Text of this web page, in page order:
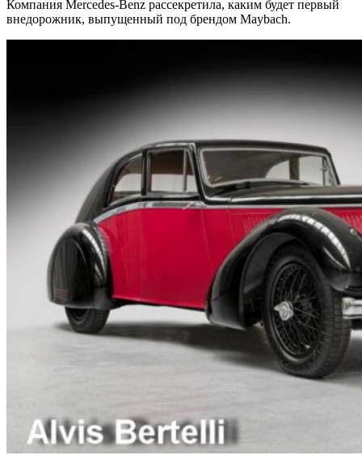
Компания Mercedes-Benz рассекретила, каким будет первый
внедорожник, выпущенный под брендом Maybach.